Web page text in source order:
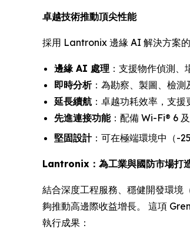
卓越技術推動頂尖性能
採用 Lantronix 邊緣 AI 解決方案
邊緣 AI 處理 ：支援物作偵測
即時分析：為勘察、製圖、檢測
延長續航 ：卓越功耗效率，支
先進連接功能：配備 Wi-Fi® 6
堅固設計：可在極端環境中（-
Lantronix：為工業與國防市場打
結合深度工程服務、穩健開發環
夠推動高邊際收益增長。 這項
執行成果：